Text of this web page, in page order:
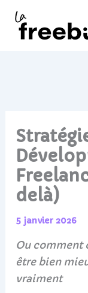
Aller
contenu
delà)
5 janvier 2026
Ou comment
être bien
vraiment